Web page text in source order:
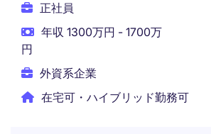
正社員
年収 1300万円 - 1700万
円
外資系企業
在宅可・ハイブリッド勤務可